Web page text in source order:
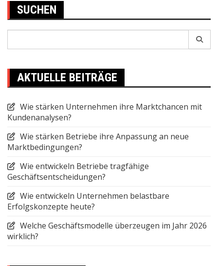
SUCHEN
AKTUELLE BEITRÄGE
Wie stärken Unternehmen ihre Marktchancen mit
Kundenanalysen?
Wie stärken Betriebe ihre Anpassung an neue
Marktbedingungen?
Wie entwickeln Betriebe tragfähige
Geschäftsentscheidungen?
Wie entwickeln Unternehmen belastbare
Erfolgskonzepte heute?
Welche Geschäftsmodelle überzeugen im Jahr 2026
wirklich?